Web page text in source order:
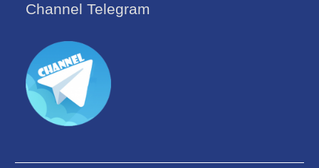
Channel Telegram